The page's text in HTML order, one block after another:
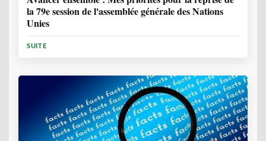
la 79e session de l'assemblée générale des Nations
Unies
SUITE